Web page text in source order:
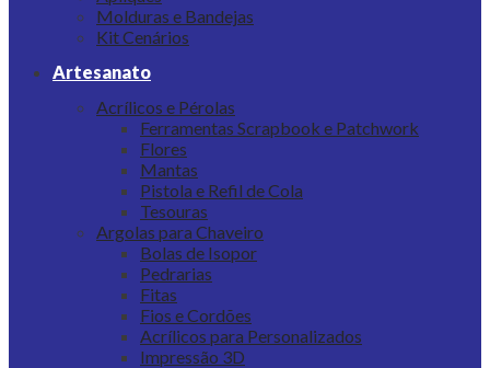
Molduras e Bandejas
Kit Cenários
Artesanato
Acrílicos e Pérolas
Ferramentas Scrapbook e Patchwork
Flores
Mantas
Pistola e Refil de Cola
Tesouras
Argolas para Chaveiro
Bolas de Isopor
Pedrarias
Fitas
Fios e Cordões
Acrílicos para Personalizados
Impressão 3D